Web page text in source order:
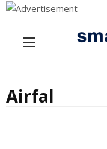
Airfal